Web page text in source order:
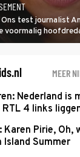
test journalist
voormalig
opneemt tegen
MEER
Nederland is
4 links
Karen Pirie, Oh,
Summer